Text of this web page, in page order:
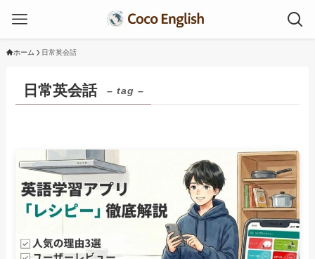
ホーム 日常英会話
日常英会話 – tag –